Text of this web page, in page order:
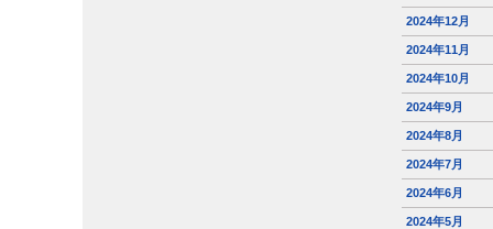
2024年12月
2024年11月
2024年10月
2024年9月
2024年8月
2024年7月
2024年6月
2024年5月